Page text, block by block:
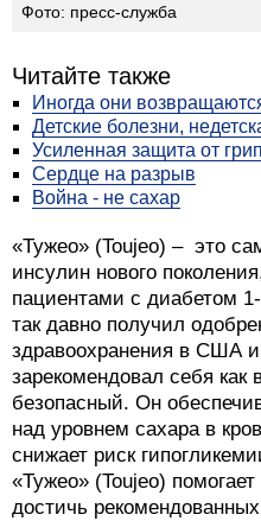
Фото: пресс-служба
Читайте также
Иногда они
Детские болезни,
Усиленная защита от
Сердце на разрыв
Война - не сахар
«Тужео» (Toujeo) – это
инсулин нового
пациентами с диабетом
так давно получил
здравоохранения в США
зарекомендовал себя
безопасный. Он
над уровнем сахара в
снижает риск
«Тужео» (Toujeo)
достичь